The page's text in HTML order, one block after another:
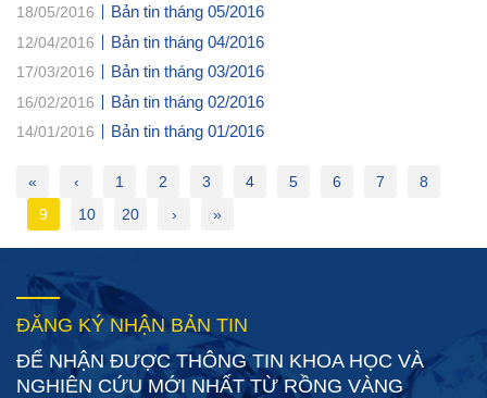
18/05/2016 Bản tin tháng 05/2016
12/04/2016 Bản tin tháng 04/2016
17/03/2016 Bản tin tháng 03/2016
16/02/2016 Bản tin tháng 02/2016
14/01/2016 Bản tin tháng 01/2016
« ‹ 1 2 3 4 5 6 7
8
9
10 20 › »
ĐĂNG KÝ NHẬN BẢN TIN
ĐỂ NHẬN ĐƯỢC THÔNG TIN KHOA HỌC VÀ
NGHIÊN CỨU MỚI NHẤT TỪ RỒNG VÀNG